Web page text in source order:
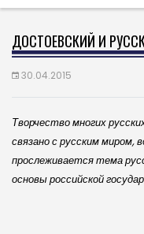
ДОСТОЕВСКИЙ И
30.04.2015
Творчество многих
связано с русским миром,
прослеживается тема
основы российской